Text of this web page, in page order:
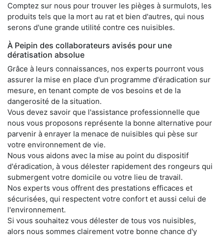
Comptez sur nous pour trouver les pièges à surmulots, les
produits tels que la mort au rat et bien d'autres, qui nous
serons d'une grande utilité contre ces nuisibles.
À Peipin des collaborateurs avisés pour une
dératisation absolue
Grâce à leurs connaissances, nos experts pourront vous
assurer la mise en place d'un programme d'éradication sur
mesure, en tenant compte de vos besoins et de la
dangerosité de la situation.
Vous devez savoir que l'assistance professionnelle que
nous vous proposons représente la bonne alternative pour
parvenir à enrayer la menace de nuisibles qui pèse sur
votre environnement de vie.
Nous vous aidons avec la mise au point du dispositif
d'éradication, à vous délester rapidement des rongeurs qui
submergent votre domicile ou votre lieu de travail.
Nos experts vous offrent des prestations efficaces et
sécurisées, qui respectent votre confort et aussi celui de
l'environnement.
Si vous souhaitez vous délester de tous vos nuisibles,
alors nous sommes clairement votre bonne chance d'y